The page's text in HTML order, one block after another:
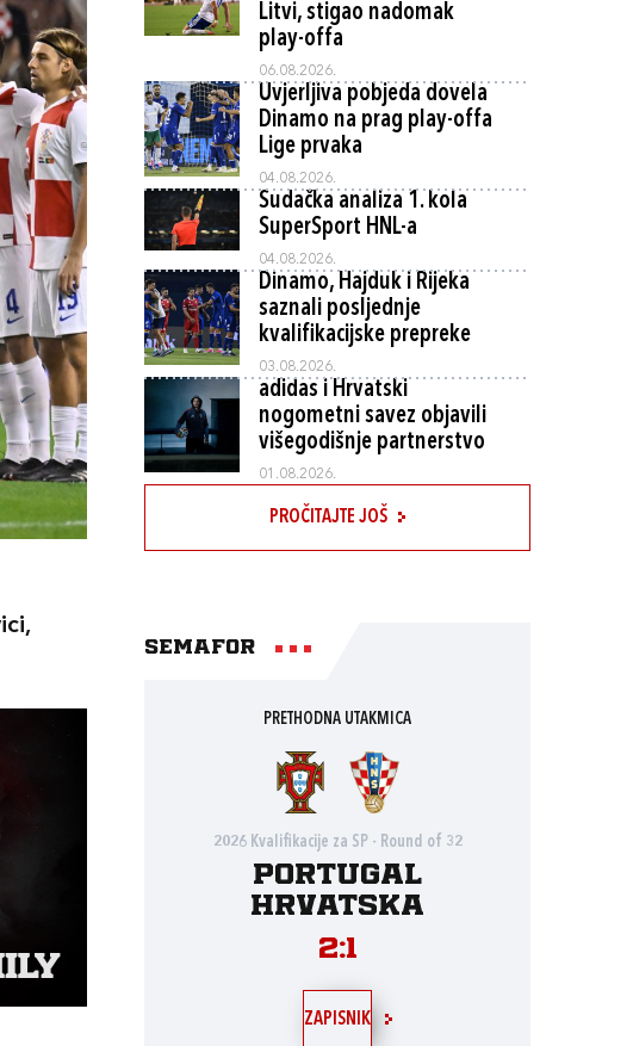
Litvi, stigao nadomak
play-offa
06.08.2026.
Uvjerljiva pobjeda dovela
Dinamo na prag play-offa
Lige prvaka
04.08.2026.
Sudačka analiza 1. kola
SuperSport HNL-a
04.08.2026.
Dinamo, Hajduk i Rijeka
saznali posljednje
kvalifikacijske prepreke
03.08.2026.
adidas i Hrvatski
nogometni savez objavili
višegodišnje partnerstvo
01.08.2026.
PROČITAJTE JOŠ
Semafor
PRETHODNA UTAKMICA
2026 Kvalifikacije za SP - Round of 32
Portugal
Hrvatska
2:1
ZAPISNIK